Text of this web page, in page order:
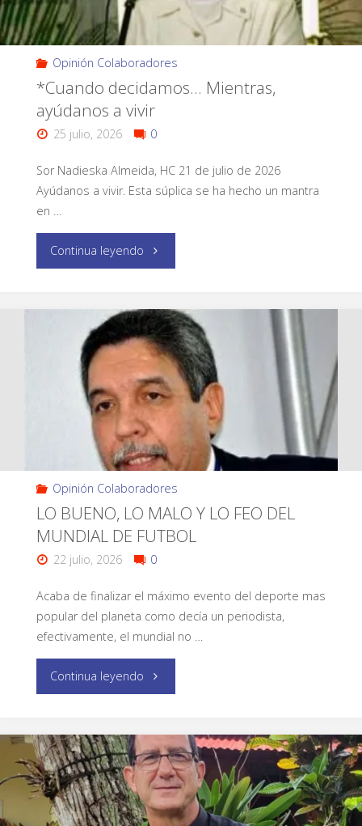
Opinión Colaboradores
*Cuando decidamos… Mientras,
ayúdanos a vivir
25 julio, 2026 0
Sor Nadieska Almeida, HC 21 de julio de 2026
Ayúdanos a vivir. Esta súplica se ha hecho un mantra
en …
Continua leyendo
Opinión Colaboradores
LO BUENO, LO MALO Y LO FEO DEL
MUNDIAL DE FUTBOL
22 julio, 2026 0
Acaba de finalizar el máximo evento del deporte mas
popular del planeta como decía un periodista,
efectivamente, el mundial no …
Continua leyendo